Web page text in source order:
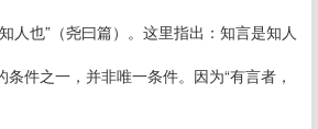
也”（尧曰篇）。这里指出：知言是知人
件之一，并非唯一条件。因为“有言者，